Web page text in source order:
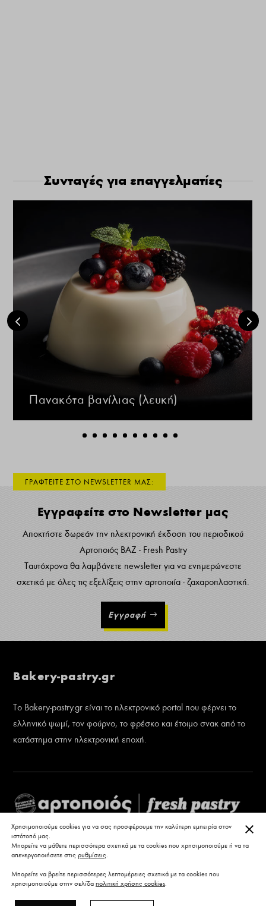
Συνταγές για επαγγελματίες
Πανακότα βανίλιας (λευκή)
ΓΡΑΦΤΕΙΤΕ ΣΤΟ NEWSLETTER ΜΑΣ:
Εγγραφείτε στο Newsletter μας
Αποκτήστε δωρεάν την ηλεκτρονική έκδοση του περιοδικού
Αρτοποιός ΒΑΖ - Fresh Pastry
Ταυτόχρονα θα λαμβάνετε newsletter για να ενημερώνεστε
σχετικά με όλες τις εξελίξεις στην αρτοποιία - ζαχαροπλαστική.
Εγγραφή
Bakery-pastry.gr
Το Bakery-pastry.gr είναι το ηλεκτρονικό portal που φέρνει το
ελληνικό ψωμί, τον φούρνο, το φρέσκο και έτοιμο σνακ από το
κατάστημα στην ηλεκτρονική εποχή.
Χρησιμοποιούμε cookies για να σας προσφέρουμε την καλύτερη εμπειρία στον
ιστότοπό μας.
Μπορείτε να μάθετε περισσότερα σχετικά με τα cookies που χρησιμοποιούμε ή να τα
απενεργοποιήσετε στις ρυθμίσεις.
Μπορείτε να βρείτε περισσότερες λεπτομέρειες σχετικά με τα cookies που
χρησιμοποιούμε στην σελίδα πολιτική χρήσης cookies.